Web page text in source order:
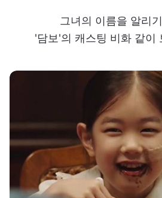
그녀의 이름을 알리
'담보'의 캐스팅 비화 같이